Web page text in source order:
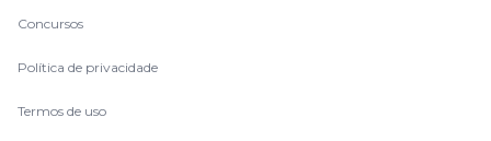
Concursos
Política de privacidade
Termos de uso